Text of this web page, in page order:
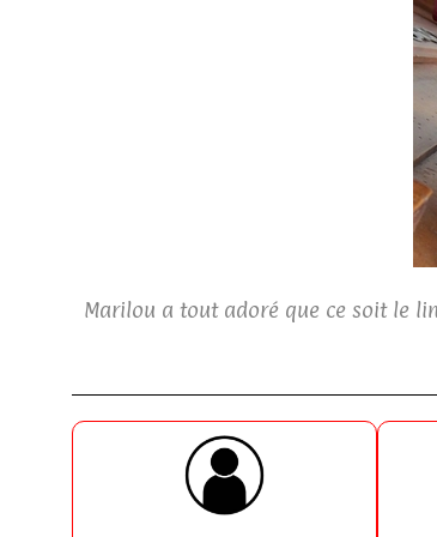
Marilou a tout adoré que ce soit le